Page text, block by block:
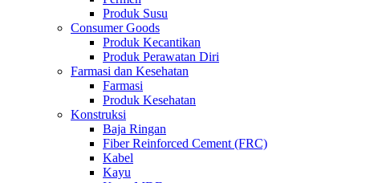
Produk Susu
Consumer Goods
Produk Kecantikan
Produk Perawatan Diri
Farmasi dan Kesehatan
Farmasi
Produk Kesehatan
Konstruksi
Baja Ringan
Fiber Reinforced Cement (FRC)
Kabel
Kayu